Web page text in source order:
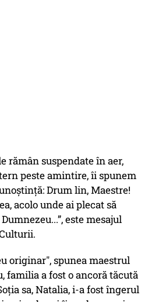
rămân suspendate în aer,
peste amintire, îi spunem
Drum lin, Maestre!
acolo unde ai plecat să
este mesajul
originar", spunea maestrul
familia a fost o ancoră tăcută
sa, Natalia, i-a fost îngerul